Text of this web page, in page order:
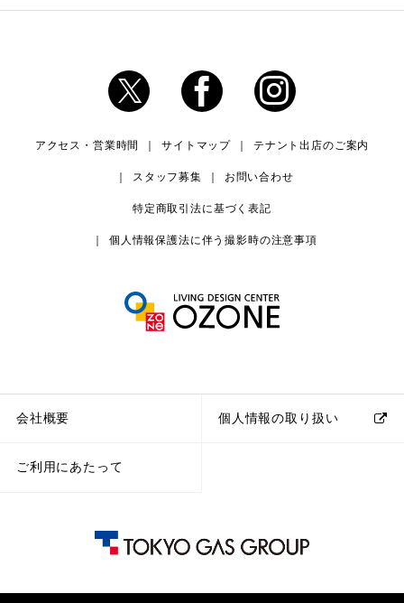
アクセス・営業時間 サイトマップ テナント出店のご案内
スタッフ募集 お問い合わせ
特定商取引法に基づく表記
個人情報保護法に伴う撮影時の注意事項
会社概要 個人情報の取り扱い
ご利用にあたって